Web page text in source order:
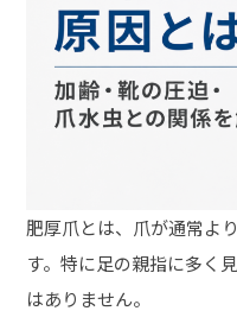
肥厚爪とは、爪が通常よ
す。特に足の親指に多く
はありません。